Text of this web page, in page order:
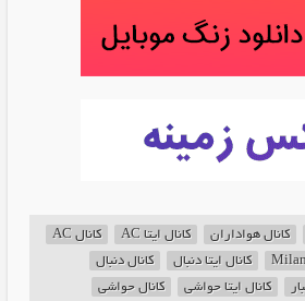
کانال هواداران کانال ایتا AC
کانال AC
کانال ایتا دنبال
کانال دنبال
کانال ایتا حواشی کانال حواشی